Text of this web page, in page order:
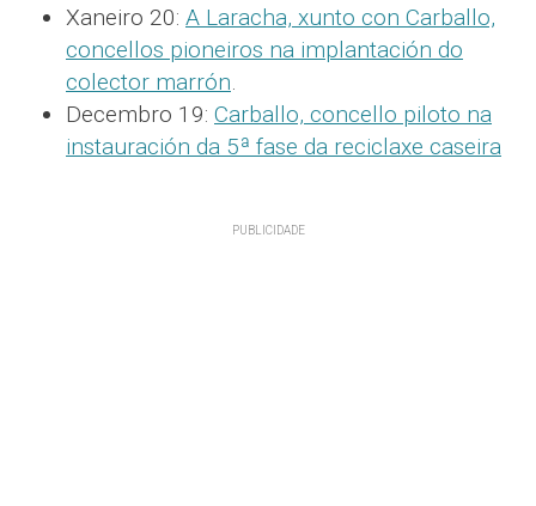
Xaneiro 20: A Laracha, xunto con Carballo,
concellos pioneiros na implantación do
colector marrón.
Decembro 19: Carballo, concello piloto na
instauración da 5ª fase da reciclaxe caseira